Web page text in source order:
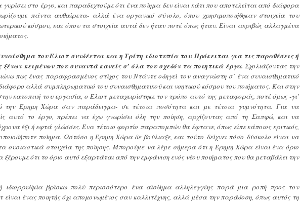
στο έργο, και παραδεχτούμε ότι ένα ποίημα δεν είναι κάτι που αποτελείται από διάφορα
πάντα αυθαίρετα- αλλά ένα οργανικό σύνολο, όπου χρησιμοποιήθηκαν στοιχεία του
κόσμου, και όπου τα στοιχεία αυτά δεν ήταν ποτέ όπως ήταν. Είναι ακριβώς αλλαγμένα
του Έλιοτ συνδέεται και η Τρίτη ιδιοτυπία του. Πρόκειται για τις παραθέσεις ή
ξένων κειμένων που συναντά κανείς σ’ όλα του σχεδόν τα ποιητικά έργα. Σχολιάζοντας την
πως ένας παραφρασμένος στίχος του Ντάντε οδηγεί τον αναγνώστη σ’ ένα συναισθηματικό
αλλά συμπληρωματικό του συναισθηματικού και νοητικού κόσμου του ποιήματος. Και στην
κατοπινή του εργασία, ο Έλιοτ μεταχειρίστηκε τον τρόπο αυτό της μεταφοράς, ποτέ όμως -γι’
την Έρημη Χώρα σαν παράδειγμα- σε τέτοια ποσότητα και με τέτοια γυμνότητα. Για να
αυτό το έργο, πρέπει να έχω γνωρίσει όλη την ποίηση, αρχίζοντας από τη Σαπφώ, και να
έξι ή εφτά γλώσσες. Ένα τέτοιο φορτίο παραπομπών θα έφτανε, όπως είπε κάποιος κριτικός,
ποίημα. Ωστόσο η Έρημη Χώρα δε βούλιαξε, και τούτο δείχνει πόσο δύσκολο είναι να
ουσιαστικά στοιχεία της ποίησης. Μπορούμε να λέμε σήμερα ότι η Έρημη Χώρα είναι ένα όριο
ξέρουμε ότι το όριο αυτό εξαρτάται από την εμφάνιση ενός νέου ποιήματος που θα μεταβάλει την
ιδιορρυθμία βρίσκω πολύ περισσότερο ένα αίσθημα αλληλεγγύης παρά μια ροπή προς τον
είναι ένας ποιητής όχι απομονωμένος σαν καλλιτέχνης, αλλά μέσα την παράδοση, όπως αυτός τη